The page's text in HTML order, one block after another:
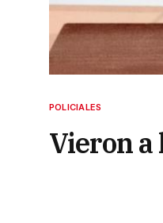
POLICIALES
Vieron a